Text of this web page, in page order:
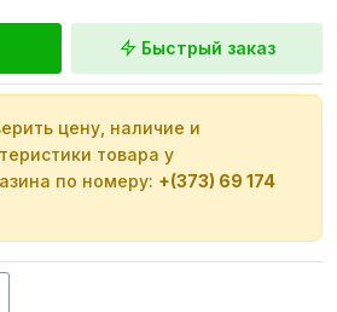
Быстрый заказ
цену, наличие и
товара у
по номеру: +(373) 69 174